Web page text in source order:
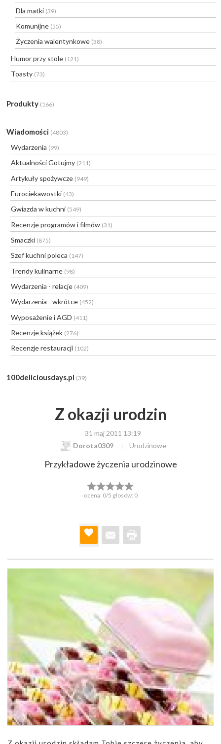
Dla matki (39)
Komunijne (55)
Życzenia walentynkowe (38)
Humor przy stole (121)
Toasty (73)
Produkty (166)
Wiadomości (4803)
Wydarzenia (99)
Aktualności Gotujmy (211)
Artykuły spożywcze (949)
Eurociekawostki (43)
Gwiazda w kuchni (549)
Recenzje programów i filmów (31)
Smaczki (875)
Szef kuchni poleca (147)
Trendy kulinarne (98)
Wydarzenia - relacje (409)
Wydarzenia - wkrótce (452)
Wyposażenie i AGD (411)
Recenzje książek (276)
Recenzje restauracji (102)
100deliciousdays.pl (39)
Z okazji urodzin
31 maj 2011 13:19
Dorota0309
Urodzinowe
Przykładowe życzenia urodzinowe
ocena: 0/5 głosów: 0